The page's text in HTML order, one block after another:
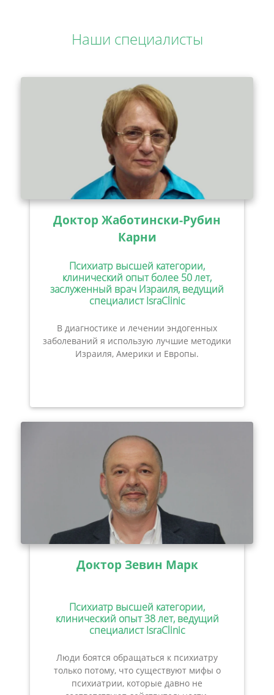
Наши специалисты
Доктор Жаботински-Рубин
Карни
Психиатр высшей категории,
клинический опыт более 50 лет,
заслуженный врач Израиля, ведущий
специалист IsraClinic
В диагностике и лечении эндогенных
заболеваний я использую лучшие методики
Израиля, Америки и Европы.
Доктор Зевин Марк
Психиатр высшей категории,
клинический опыт 38 лет, ведущий
специалист IsraClinic
Люди боятся обращаться к психиатру
только потому, что существуют мифы о
психиатрии, которые давно не